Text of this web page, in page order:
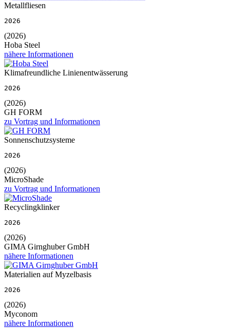
Metallfliesen
2026
(2026)
Hoba Steel
nähere Informationen
Klimafreundliche Linienentwässerung
2026
(2026)
GH FORM
zu Vortrag und Informationen
Sonnenschutzsysteme
2026
(2026)
MicroShade
zu Vortrag und Informationen
Recyclingklinker
2026
(2026)
GIMA Girnghuber GmbH
nähere Informationen
Materialien auf Myzelbasis
2026
(2026)
Myconom
nähere Informationen